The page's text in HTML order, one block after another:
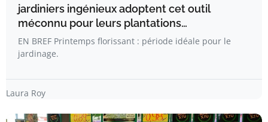
jardiniers ingénieux adoptent cet outil
méconnu pour leurs plantations…
EN BREF Printemps florissant : période idéale pour le
jardinage.
Laura Roy